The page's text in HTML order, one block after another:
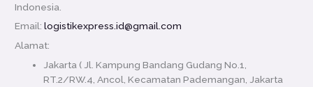
Indonesia.
Email:logistikexpress.id@gmail.com
Alamat:
Jakarta ( Jl. Kampung Bandang Gudang No.1,
RT.2/RW.4, Ancol, Kecamatan Pademangan, Jakarta